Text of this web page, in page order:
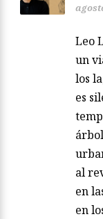
Leo
un
los
es
al
en
en